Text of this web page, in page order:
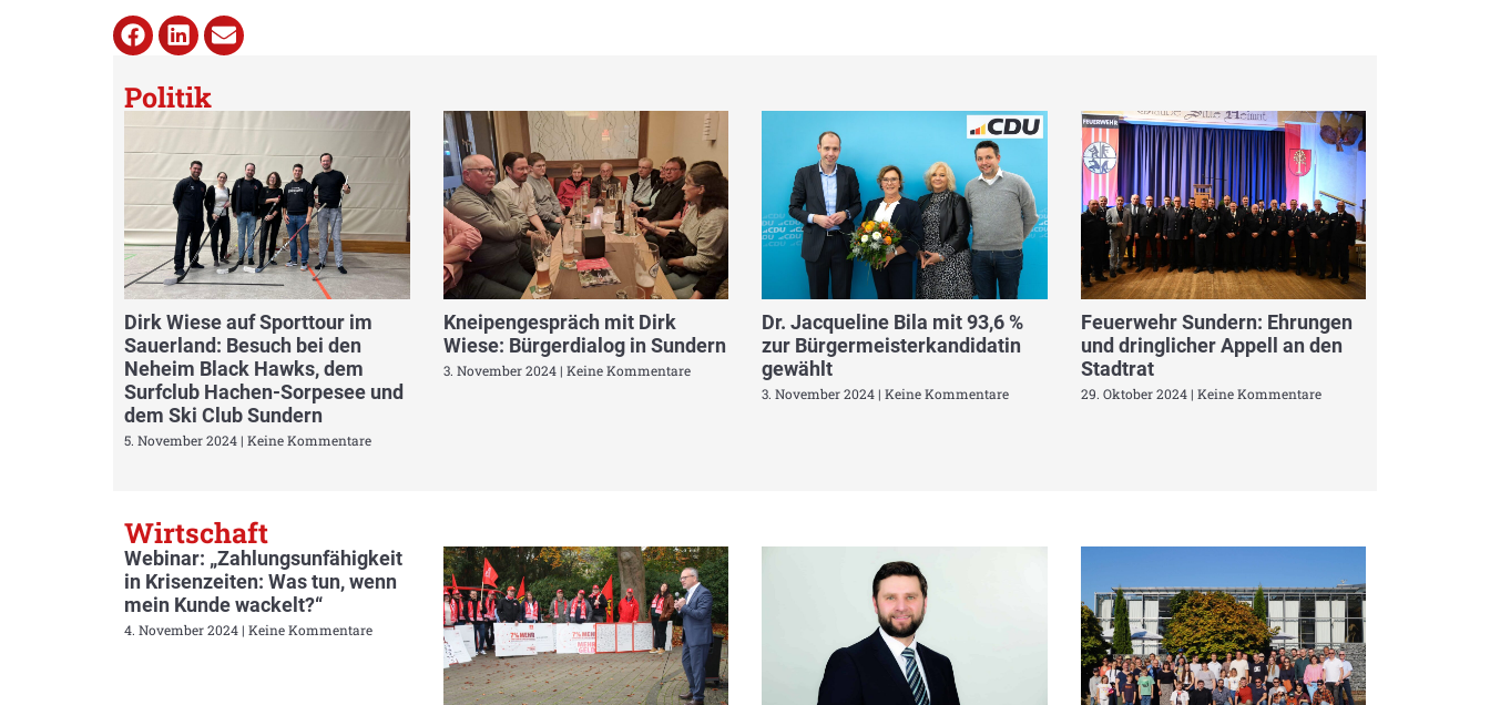
Politik
Dirk Wiese auf Sporttour im
Sauerland: Besuch bei den
Neheim Black Hawks, dem
Surfclub Hachen-Sorpesee und
dem Ski Club Sundern
5. November 2024 Keine Kommentare
Kneipengespräch mit Dirk
Wiese: Bürgerdialog in Sundern
3. November 2024 Keine Kommentare
Dr. Jacqueline Bila mit 93,6 %
zur Bürgermeisterkandidatin
gewählt
3. November 2024 Keine Kommentare
Feuerwehr Sundern: Ehrungen
und dringlicher Appell an den
Stadtrat
29. Oktober 2024 Keine Kommentare
Wirtschaft
Webinar: „Zahlungsunfähigkeit
in Krisenzeiten: Was tun, wenn
mein Kunde wackelt?“
4. November 2024 Keine Kommentare